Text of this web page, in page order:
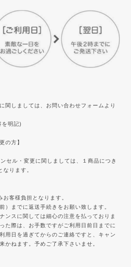
関しましては、お問い合わせフォームより
を明記)
の方】
セル・変更に関しましては、１商品につき
ります。
客様負担となります。
）までに返送手続きをお願い致します。
ンスに関しては細心の注意を払っておりま
た際は、お手数ですがご利用日前日までに
用日を過ぎてからのご連絡ですと、キャン
かねます。予めご了承下さいませ。